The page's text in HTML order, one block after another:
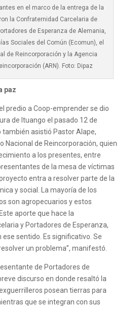
en el marco de la entrega de la
la Confraternidad Carcelaria de
de Esperanza de Alemania,
Sociales del Común (Ecomun), el
de Reincorporación y la Agencia
(ARN). Foto: Dipaz
paz
predio a Coop-emprender se dio
de Ituango el pasado 12 de
asistió Pastor Alape,
Nacional de Reincorporación, quien
a los presentes, entre
de la mesa de víctimas
entra a resolver parte de la
y social. La mayoría de los
son agropecuarios y estos
aporte que hace la
y Portadores de Esperanza,
sentido. Es significativo. Se
un problema”, manifestó.
de Portadores de
discurso en donde resaltó la
posean tierras para
que se integran con sus